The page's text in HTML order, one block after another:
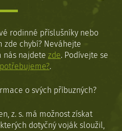
rodinné příslušníky nebo
chybí? Neváhejte
nás najdete zde. Podívejte se
.
o svých příbuzných?
z. s. má možnost získat
dotyčný voják sloužil,